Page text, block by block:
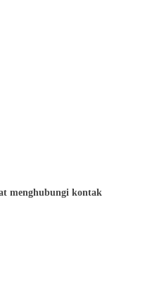
menghubungi kontak